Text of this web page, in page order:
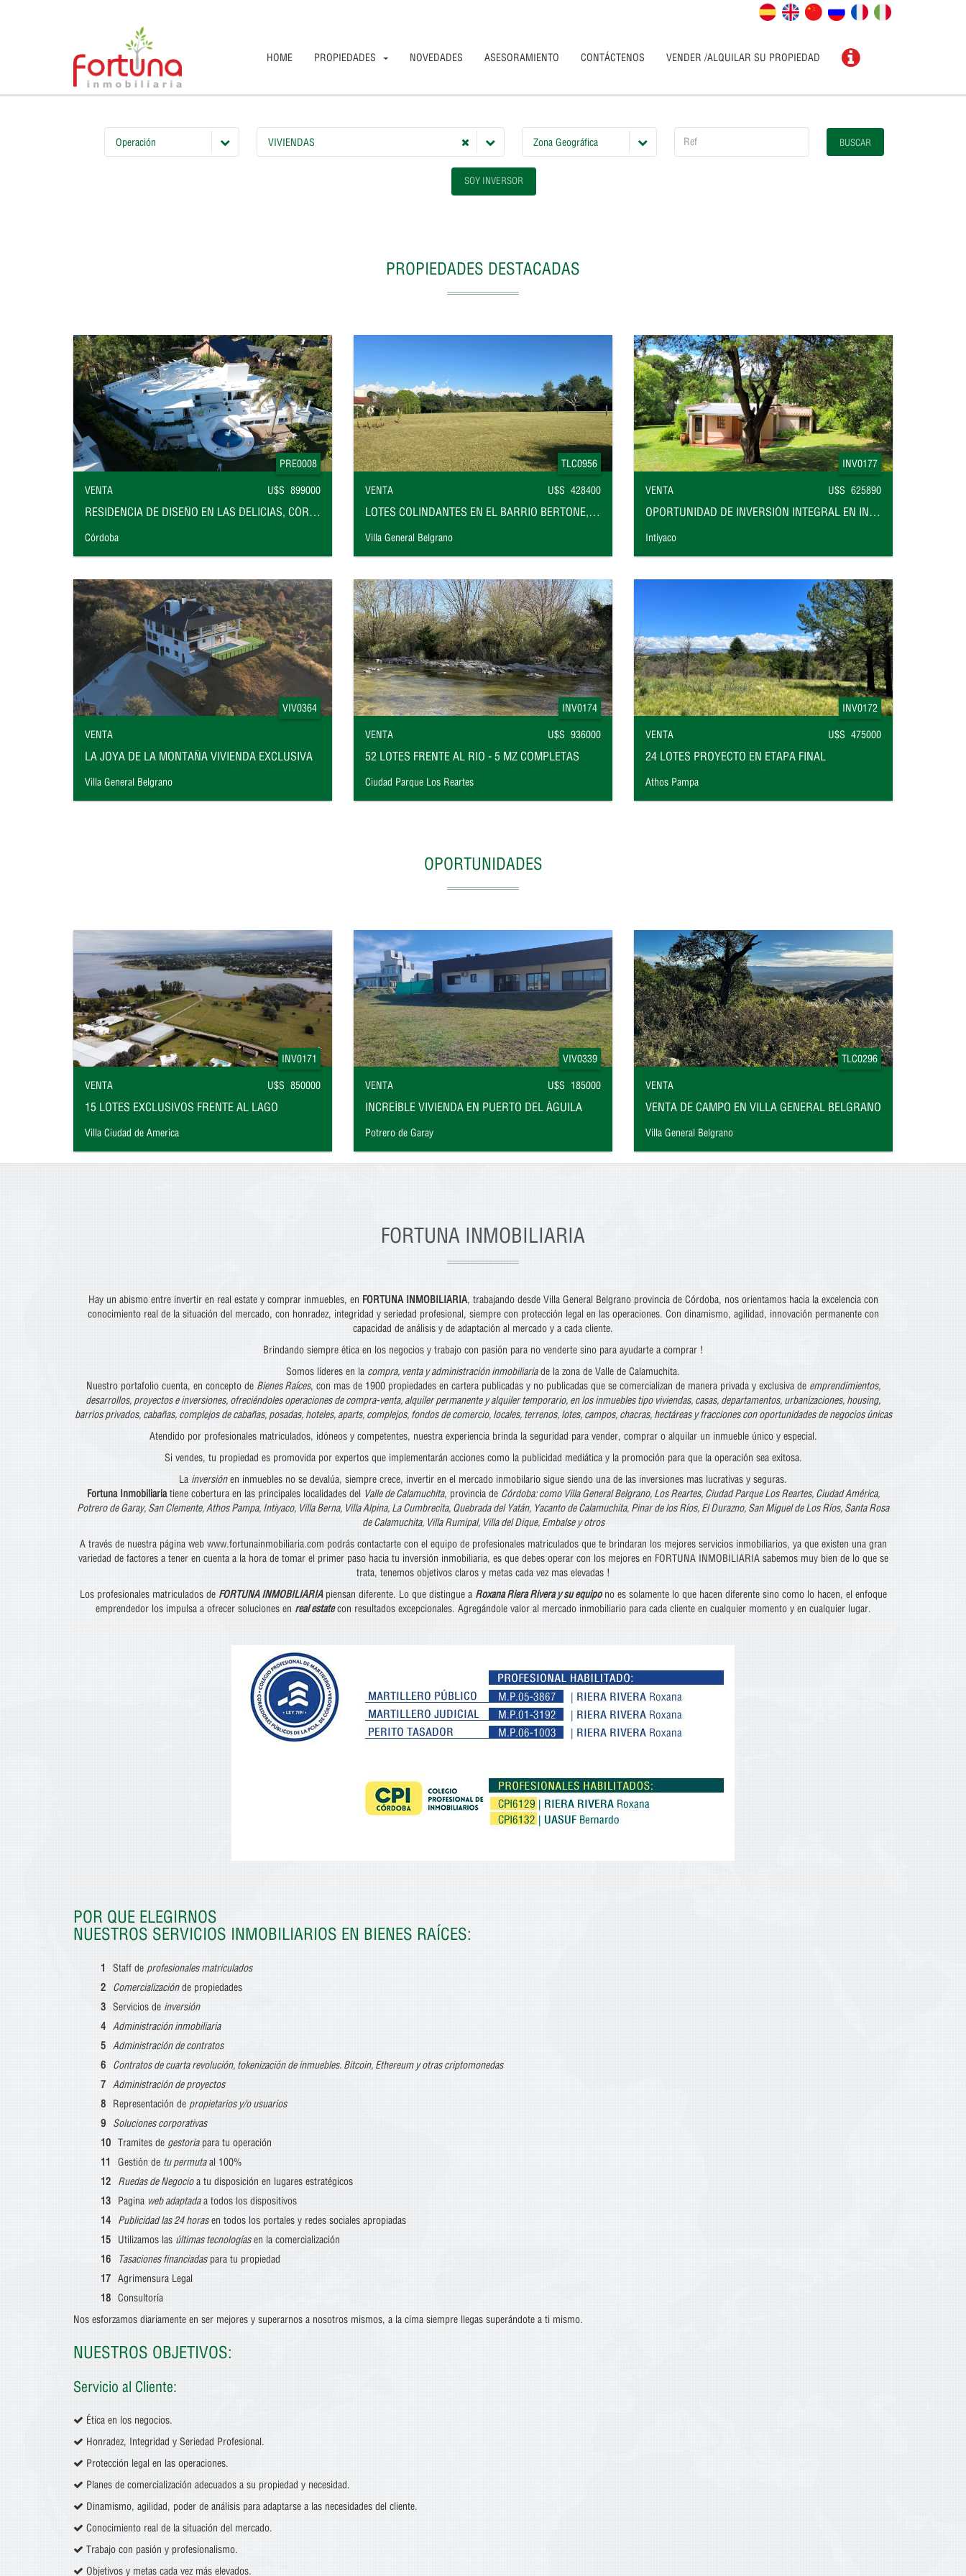
HOME PROPIEDADES NOVEDADES ASESORAMIENTO CONTÁCTENOS VENDER /ALQUILAR SU PROPIEDAD
Operación VIVIENDAS Zona Geográfica BUSCAR
SOY INVERSOR
PROPIEDADES DESTACADAS
PRE0008
VENTA U$S 899000
RESIDENCIA DE DISEÑO EN LAS DELICIAS, CÓRDOBA
Córdoba
TLC0956
VENTA U$S 428400
LOTES COLINDANTES EN EL BARRIO BERTONE, VILLA GENERAL BELGRANO
Villa General Belgrano
INV0177
VENTA U$S 625890
OPORTUNIDAD DE INVERSIÓN INTEGRAL EN INTIYACO FRENTE AL RÍO
Intiyaco
VIV0364
VENTA
LA JOYA DE LA MONTAÑA VIVIENDA EXCLUSIVA
Villa General Belgrano
INV0174
VENTA U$S 936000
52 LOTES FRENTE AL RIO - 5 MZ COMPLETAS
Ciudad Parque Los Reartes
INV0172
VENTA U$S 475000
24 LOTES PROYECTO EN ETAPA FINAL
Athos Pampa
OPORTUNIDADES
INV0171
VENTA U$S 850000
15 LOTES EXCLUSIVOS FRENTE AL LAGO
Villa Ciudad de America
VIV0339
VENTA U$S 185000
INCREÍBLE VIVIENDA EN PUERTO DEL ÁGUILA
Potrero de Garay
TLC0296
VENTA
VENTA DE CAMPO EN VILLA GENERAL BELGRANO
Villa General Belgrano
FORTUNA INMOBILIARIA
Hay un abismo entre invertir en real estate y comprar inmuebles, en FORTUNA INMOBILIARIA, trabajando desde Villa General Belgrano provincia de Córdoba, nos orientamos hacia la excelencia con
conocimiento real de la situación del mercado, con honradez, integridad y seriedad profesional, siempre con protección legal en las operaciones. Con dinamismo, agilidad, innovación permanente con
capacidad de análisis y de adaptación al mercado y a cada cliente.
Brindando siempre ética en los negocios y trabajo con pasión para no venderte sino para ayudarte a comprar !
Somos líderes en la compra, venta y administración inmobiliariade la zona de Valle de Calamuchita.
Nuestro portafolio cuenta, en concepto de Bienes Raíces, con mas de 1900 propiedades en cartera publicadas y no publicadas que se comercializan de manera privada y exclusiva de emprendimientos,
desarrollos, proyectos e inversiones, ofreciéndoles operaciones de compra-venta, alquiler permanente y alquiler temporario, en los inmuebles tipo viviendas, casas, departamentos, urbanizaciones, housing,
barrios privados, cabañas, complejos de cabañas, posadas, hoteles, aparts, complejos, fondos de comercio, locales, terrenos, lotes, campos, chacras, hectáreas y fracciones con oportunidades de negocios únicas
Atendido por profesionales matriculados, idóneos y competentes, nuestra experiencia brinda la seguridad para vender, comprar o alquilar un inmueble único y especial.
Si vendes, tu propiedad es promovida por expertos que implementarán acciones como la publicidad mediática y la promoción para que la operación sea exitosa.
La inversiónen inmuebles no se devalúa, siempre crece, invertir en el mercado inmobilario sigue siendo una de las inversiones mas lucrativas y seguras.
Fortuna Inmobiliariatiene cobertura en las principales localidades del Valle de Calamuchita, provincia de Córdoba: como Villa General Belgrano, Los Reartes, Ciudad Parque Los Reartes, Ciudad América,
Potrero de Garay, San Clemente, Athos Pampa, Intiyaco, Villa Berna, Villa Alpina, La Cumbrecita, Quebrada del Yatán, Yacanto de Calamuchita, Pinar de los Ríos, El Durazno, San Miguel de Los Ríos, Santa Rosa
de Calamuchita, Villa Rumipal, Villa del Dique, Embalse y otros
A través de nuestra página web www.fortunainmobiliaria.com podrás contactarte con el equipo de profesionales matriculados que te brindaran los mejores servicios inmobiliarios, ya que existen una gran
variedad de factores a tener en cuenta a la hora de tomar el primer paso hacia tu inversión inmobiliaria, es que debes operar con los mejores en FORTUNA INMOBILIARIA sabemos muy bien de lo que se
trata, tenemos objetivos claros y metas cada vez mas elevadas !
Los profesionales matriculados de FORTUNA INMOBILIARIApiensan diferente. Lo que distingue a Roxana Riera Rivera y su equipono es solamente lo que hacen diferente sino como lo hacen, el enfoque
emprendedor los impulsa a ofrecer soluciones en real estatecon resultados excepcionales. Agregándole valor al mercado inmobiliario para cada cliente en cualquier momento y en cualquier lugar.
POR QUE ELEGIRNOS
NUESTROS SERVICIOS INMOBILIARIOS EN BIENES RAÍCES:
Staff de profesionales matriculados
Comercializaciónde propiedades
Servicios de inversión
Administración inmobiliaria
Administración de contratos
Contratos de cuarta revolución, tokenización de inmuebles. Bitcoin, Ethereum y otras criptomonedas
Administración de proyectos
Representación de propietarios y/o usuarios
Soluciones corporativas
Tramites de gestoriapara tu operación
Gestión de tu permutaal 100%
Ruedas de Negocioa tu disposición en lugares estratégicos
Pagina web adaptadaa todos los dispositivos
Publicidad las 24 horasen todos los portales y redes sociales apropiadas
Utilizamos las últimas tecnologíasen la comercialización
Tasaciones financiadaspara tu propiedad
Agrimensura Legal
Consultoría
Nos esforzamos diariamente en ser mejores y superarnos a nosotros mismos, a la cima siempre llegas superándote a ti mismo.
NUESTROS OBJETIVOS:
Servicio al Cliente:
Ética en los negocios.
Honradez, Integridad y Seriedad Profesional.
Protección legal en las operaciones.
Planes de comercialización adecuados a su propiedad y necesidad.
Dinamismo, agilidad, poder de análisis para adaptarse a las necesidades del cliente.
Conocimiento real de la situación del mercado.
Trabajo con pasión y profesionalismo.
Objetivos y metas cada vez más elevados.